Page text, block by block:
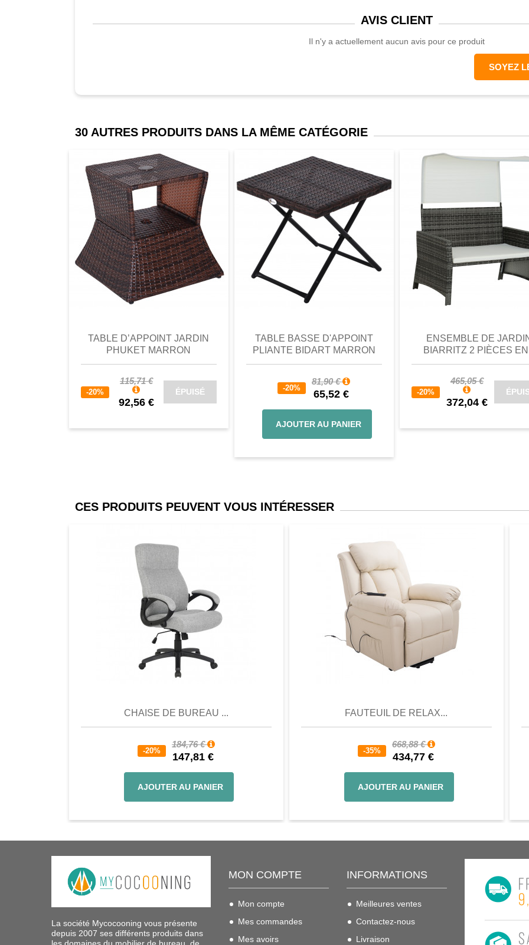
AVISCLIENT
Il n'y a actuellement aucun avis pour ce produit
SOYEZ
30 AUTRES PRODUITS DANS LA MÊME CATÉGORIE
TABLE D’APPOINT JARDIN
PHUKET MARRON
-20%
115,71 €
92,56 €
ÉPUISÉ
Favori aperçu
TABLE BASSE D'APPOINT
PLIANTE BIDART MARRON
-20%
81,90 €
65,52 €
AJOUTER AU PANIER
Favori
ENSEMBLE DE
BIARRITZ 2 PIÈCES
-20%
465,05 €
372,04 €
CES PRODUITS PEUVENT VOUS INTÉRESSER
CHAISE DE BUREAU ...
-20%
184,76 €
147,81 €
AJOUTER AU PANIER
Favori
FAUTEUIL DE RELAX...
-35%
668,88 €
434,77 €
AJOUTER AU PANIER
Favori
La société Mycocooning vous présente
depuis 2007 ses différents produits dans
MON COMPTE
Mon compte
Mes commandes
Mes avoirs
INFORMATIONS
Meilleures ventes
Contactez-nous
Livraison